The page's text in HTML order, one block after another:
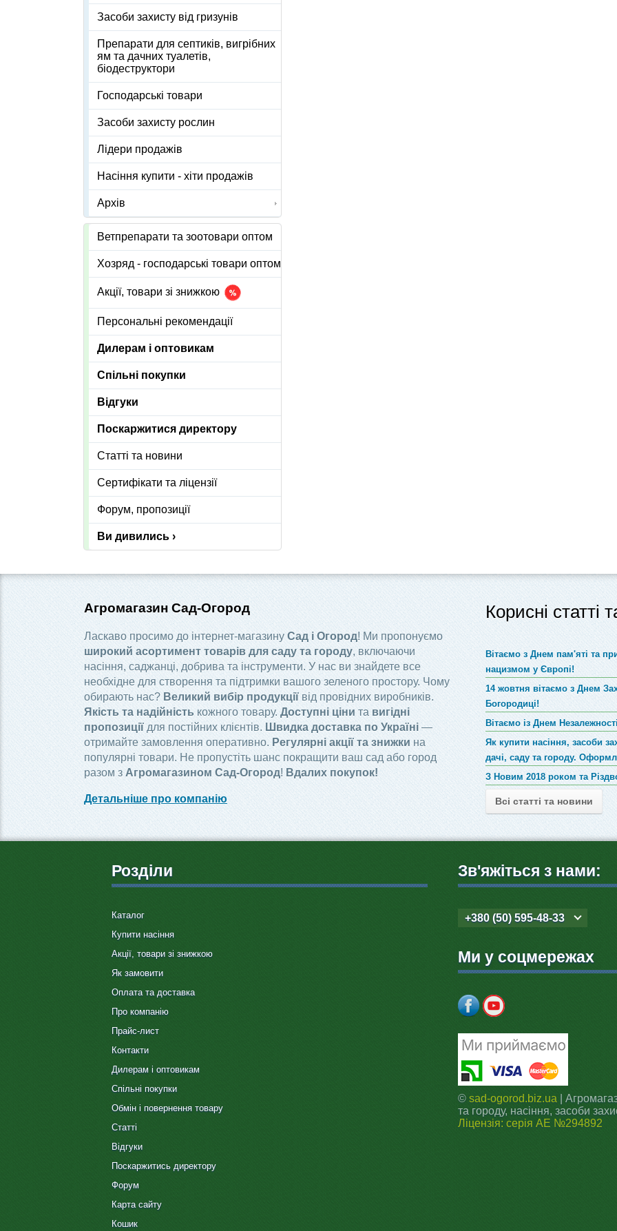
Засоби захисту від гризунів
Препарати для септиків, вигрібних
ям та дачних туалетів,
біодеструктори
Господарські товари
Засоби захисту рослин
Лідери продажів
Насіння купити - хіти продажів
Архів
Ветпрепарати та зоотовари оптом
Хозряд - господарські товари оптом
Акції, товари зі знижкою
Персональні рекомендації
Дилерам і оптовикам
Спільні покупки
Відгуки
Поскаржитися директору
Статті та новини
Сертифікати та ліцензії
Форум, пропозиції
Ви дивились ›
Агромагазин Сад-Огород
Ласкаво просимо до інтернет-магазину Сад і Огород! Ми пропонуємо
широкий асортимент товарів для саду та городу, включаючи
насіння, саджанці, добрива та інструменти. У нас ви знайдете все
необхідне для створення та підтримки вашого зеленого простору. Чому
обирають нас? Великий вибір продукції від провідних виробників.
Якість та надійність кожного товару.Доступні ціни та вигідні
пропозиціїдля постійних клієнтів. Швидка доставка по Україні—
отримайте замовлення оперативно. Регулярні акції та знижки на
популярні товари. Не пропустіть шанс покращити ваш сад або город
разом зАгромагазином Сад-Огород! Вдалих покупок!
Детальніше про компанію
Корисні статті
Вітаємо з Днем пам'яті та
нацизмом у Європі!
14 жовтня вітаємо з Днем
Богородиці!
Вітаємо із Днем
Як купити насіння, засоби
дачі, саду та городу.
З Новим 2018 роком та
Всі статті та новини
Розділи
Каталог
Купити насіння
Акції, товари зі знижкою
Як замовити
Оплата та доставка
Про компанію
Прайс-лист
Контакти
Дилерам і оптовикам
Спільні покупки
Обмін і повернення товару
Статті
Відгуки
Поскаржитись директору
Форум
Карта сайту
Кошик
Зв'яжіться з нами:
+380 (50) 595-48-33
Ми у соцмережах
© sad-ogorod.biz.ua |
та городу, насіння, засоби
Ліцензія: серія АЕ №294892